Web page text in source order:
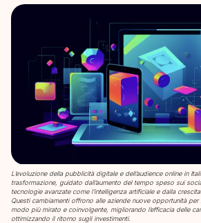
L’evoluzione della pubblicità digitale e dell’audience online in
trasformazione, guidato dall’aumento del tempo speso sui
tecnologie avanzate come l’intelligenza artificiale e dalla
Questi cambiamenti offrono alle aziende nuove opportunità
modo più mirato e coinvolgente, migliorando l’efficacia delle
ottimizzando il ritorno sugli investimenti.